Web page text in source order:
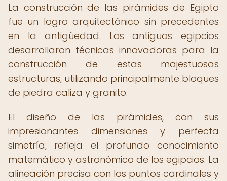
La construcción de las pirámides de Egipto
fue un logro arquitectónico sin precedentes
en la antigüedad. Los antiguos egipcios
desarrollaron técnicas innovadoras para la
construcción de estas majestuosas
estructuras, utilizando principalmente bloques
de piedra caliza y granito.
El diseño de las pirámides, con sus
impresionantes dimensiones y perfecta
simetría, refleja el profundo conocimiento
matemático y astronómico de los egipcios. La
alineación precisa con los puntos cardinales y